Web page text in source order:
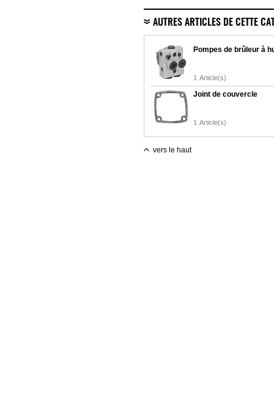
AUTRES ARTICLES DE CETTE
Pompes de brûleur à
1 Article(s)
Joint de couvercle
1 Article(s)
vers le haut